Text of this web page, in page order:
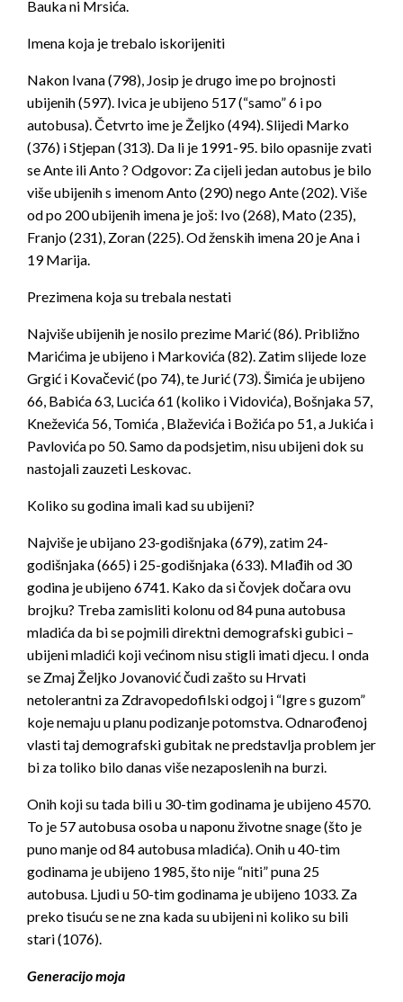
Bauka ni Mrsića.
Imena koja je trebalo iskorijeniti
Nakon Ivana (798), Josip je drugo ime po brojnosti
ubijenih (597). Ivica je ubijeno 517 (“samo” 6 i po
autobusa). Četvrto ime je Željko (494). Slijedi Marko
(376) i Stjepan (313). Da li je 1991-95. bilo opasnije zvati
se Ante ili Anto ? Odgovor: Za cijeli jedan autobus je bilo
više ubijenih s imenom Anto (290) nego Ante (202). Više
od po 200 ubijenih imena je još: Ivo (268), Mato (235),
Franjo (231), Zoran (225). Od ženskih imena 20 je Ana i
19 Marija.
Prezimena koja su trebala nestati
Najviše ubijenih je nosilo prezime Marić (86). Približno
Marićima je ubijeno i Markovića (82). Zatim slijede loze
Grgić i Kovačević (po 74), te Jurić (73). Šimića je ubijeno
66, Babića 63, Lucića 61 (koliko i Vidovića), Bošnjaka 57,
Kneževića 56, Tomića , Blaževića i Božića po 51, a Jukića i
Pavlovića po 50. Samo da podsjetim, nisu ubijeni dok su
nastojali zauzeti Leskovac.
Koliko su godina imali kad su ubijeni?
Najviše je ubijano 23-godišnjaka (679), zatim 24-
godišnjaka (665) i 25-godišnjaka (633). Mlađih od 30
godina je ubijeno 6741. Kako da si čovjek dočara ovu
brojku? Treba zamisliti kolonu od 84 puna autobusa
mladića da bi se pojmili direktni demografski gubici –
ubijeni mladići koji većinom nisu stigli imati djecu. I onda
se Zmaj Željko Jovanović čudi zašto su Hrvati
netolerantni za Zdravopedofilski odgoj i “Igre s guzom”
koje nemaju u planu podizanje potomstva. Odnarođenoj
vlasti taj demografski gubitak ne predstavlja problem jer
bi za toliko bilo danas više nezaposlenih na burzi.
Onih koji su tada bili u 30-tim godinama je ubijeno 4570.
To je 57 autobusa osoba u naponu životne snage (što je
puno manje od 84 autobusa mladića). Onih u 40-tim
godinama je ubijeno 1985, što nije “niti” puna 25
autobusa. Ljudi u 50-tim godinama je ubijeno 1033. Za
preko tisuću se ne zna kada su ubijeni ni koliko su bili
stari (1076).
Generacijo moja